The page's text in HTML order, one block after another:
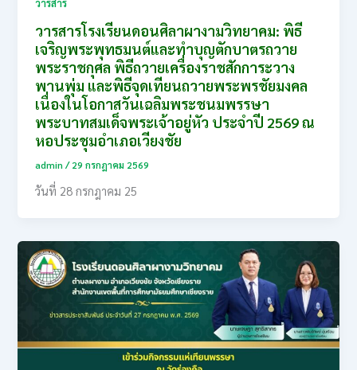
วารสาร
วารสารโรงเรียนดอนศิลาผางามวิทยาคม: พิธี
เจริญพระพุทธมนต์และทำบุญตักบาตรถวาย
พระราชกุศล พิธีถวายเครื่องราชสักการะวาง
พานพุ่ม และพิธีจุดเทียนถวายพระพรชัยมงคล
เนื่องในโอกาสวันเฉลิมพระชนมพรรษา
พระบาทสมเด็จพระเจ้าอยู่หัว ประจำปี 2569 ณ
หอประชุมอำเภอเวียงชัย
admin/29 กรกฎาคม 2569
วันที่ 28 กรกฎาคม 25